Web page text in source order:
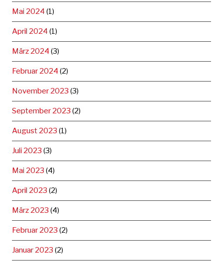
Mai 2024 (1)
April 2024 (1)
März 2024 (3)
Februar 2024 (2)
November 2023 (3)
September 2023 (2)
August 2023 (1)
Juli 2023 (3)
Mai 2023 (4)
April 2023 (2)
März 2023 (4)
Februar 2023 (2)
Januar 2023 (2)